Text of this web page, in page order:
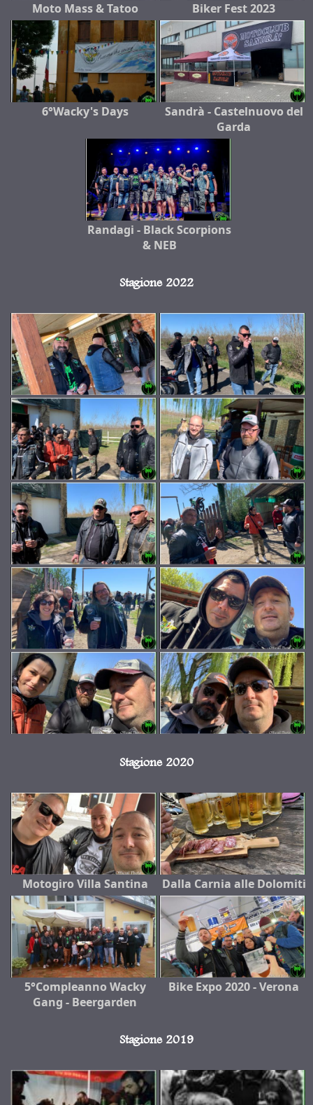
Moto Mass & Tatoo Biker Fest 2023
6°Wacky's Days
Sandrà - Castelnuovo del
Garda
Randagi - Black Scorpions
& NEB
Stagione 2022
Stagione 2020
Motogiro Villa Santina Dalla Carnia alle Dolomiti
5°Compleanno Wacky
Gang - Beergarden
Bike Expo 2020 - Verona
Stagione 2019